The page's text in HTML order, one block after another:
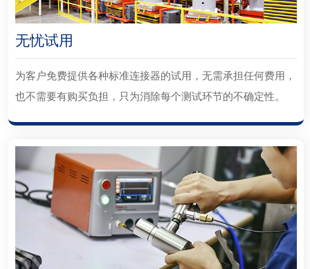
无忧试用
为客户免费提供各种标准连接器的试用，无需承担任何费用，
也不需要有购买负担，只为消除每个测试环节的不确定性。